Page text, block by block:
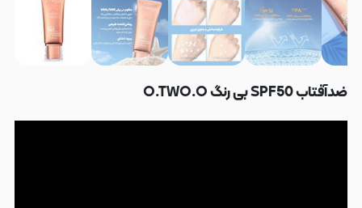
ضدآفتاب SPF50 بی رنگ O.TWO.O